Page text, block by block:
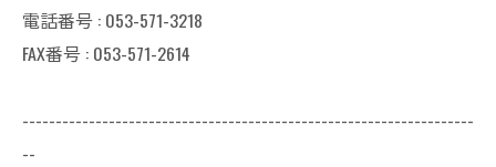
電話番号 : 053-571-3218
FAX番号 : 053-571-2614
--------------------------------------------------------------------
--